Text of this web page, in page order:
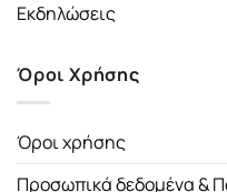
Εκδηλώσεις
Όροι Χρήσης
Όροι χρήσης
Προσωπικά δεδομένα &